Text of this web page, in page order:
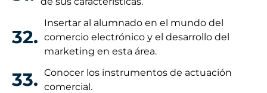
32.
Insertar al alumnado en el mundo del
comercio electrónico y el desarrollo del
marketing en esta área.
33. Conocer los instrumentos de actuación
comercial.